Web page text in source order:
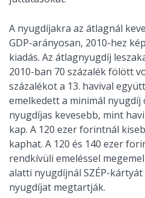
A nyugdíjakra az átlagnál
GDP-arányosan, 2010-hez
kiadás. Az átlagnyugdíj
2010-ban 70 százalék fölött
százalékot a 13. havival
emelkedett a minimál nyugdíj
nyugdíjas kevesebb, mint
kap. A 120 ezer forintnál
kaphat. A 120 és 140 ezer
rendkívüli emeléssel
alatti nyugdíjnál SZÉP-kártyát
nyugdíjat megtartják.